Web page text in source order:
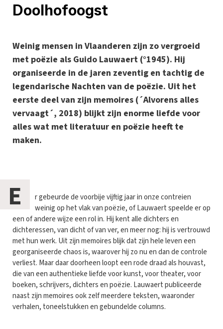
Doolhofoogst
Weinig mensen in Vlaanderen zijn zo vergroeid
met poëzie als Guido Lauwaert (°1945). Hij
organiseerde in de jaren zeventig en tachtig de
legendarische Nachten van de poëzie. Uit het
eerste deel van zijn memoires (´Alvorens alles
vervaagt´, 2018) blijkt zijn enorme liefde voor
alles wat met literatuur en poëzie heeft te
maken.
E
r gebeurde de voorbije vijftig jaar in onze contreien
weinig op het vlak van poëzie, of Lauwaert speelde er op
een of andere wijze een rol in. Hij kent alle dichters en
dichteressen, van dicht of van ver, en meer nog: hij is vertrouwd
met hun werk. Uit zijn memoires blijk dat zijn hele leven een
georganiseerde chaos is, waarover hij zo nu en dan de controle
verliest. Maar daar doorheen loopt een rode draad als houvast,
die van een authentieke liefde voor kunst, voor theater, voor
boeken, schrijvers, dichters en poëzie. Lauwaert publiceerde
naast zijn memoires ook zelf meerdere teksten, waaronder
verhalen, toneelstukken en gebundelde columns.